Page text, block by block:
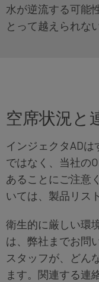
水が逆流する可能
とって越えられな
空席状況と
インジェクタAD
ではなく、当社の
あることにご注意
いては、製品リス
衛生的に厳しい環
は、弊社までお問
スタッフが、どん
ます。関連する連